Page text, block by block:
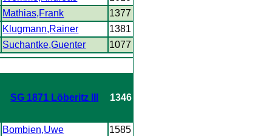
Mathias,Frank
1377
Klugmann,Rainer
1381
Suchantke,Guenter 1077
SG 1871 Löberitz III 1346
Bombien,Uwe
1585